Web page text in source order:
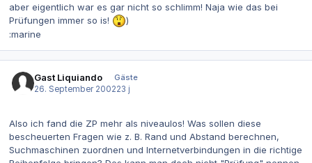
aber eigentlich war es gar nicht so schlimm! Naja wie das bei
Prüfungen immer so is!
)
:marine
Gast Liquiando
Gäste
26. September 200223 j
Also ich fand die ZP mehr als niveaulos! Was sollen diese
bescheuerten Fragen wie z. B. Rand und Abstand berechnen,
Suchmaschinen zuordnen und Internetverbindungen in die richtige